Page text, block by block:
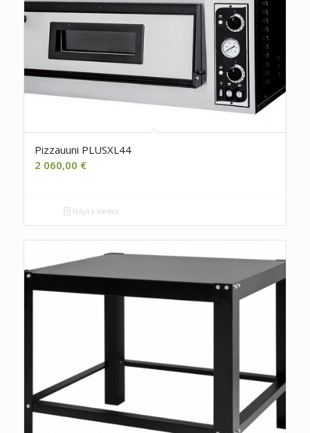
Pizzauuni PLUSXL44
2 060,00 €
Näytä tiedot